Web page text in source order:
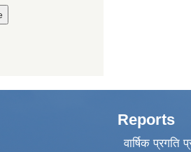
Reports
वार्षिक प्रगति